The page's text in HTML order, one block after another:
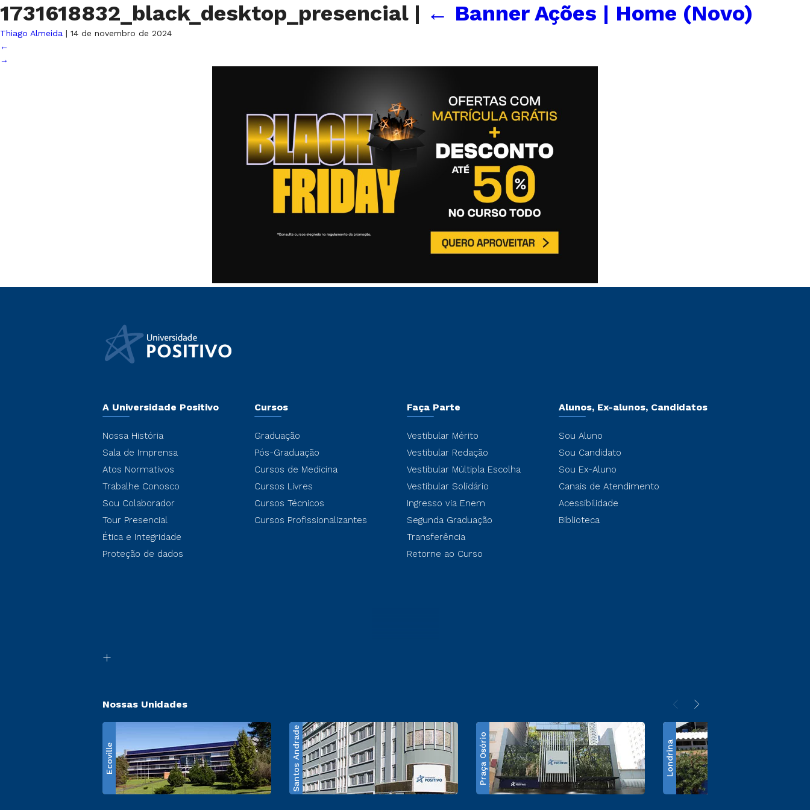
1731618832_black_desktop_presencial | ← Banner Ações | Home (Novo)
Thiago Almeida | 14 de novembro de 2024
←
→
A Universidade Positivo
Nossa História
Sala de Imprensa
Atos Normativos
Trabalhe Conosco
Sou Colaborador
Tour Presencial
Ética e Integridade
Proteção de dados
Cursos
Graduação
Pós-Graduação
Cursos de Medicina
Cursos Livres
Cursos Técnicos
Cursos Profissionalizantes
Faça Parte
Vestibular Mérito
Vestibular Redação
Vestibular Múltipla Escolha
Vestibular Solidário
Ingresso via Enem
Segunda Graduação
Transferência
Retorne ao Curso
Alunos, Ex-alunos, Candidatos
Sou Aluno
Sou Candidato
Sou Ex-Aluno
Canais de Atendimento
Acessibilidade
Biblioteca
Nossas Unidades
Ecoville Santos Andrade Praça Osório Londrina